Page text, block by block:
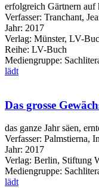
erfolgreich Gärtnern auf
Verfasser: Tranchant,
Jahr: 2017
Verlag: Münster, LV-
Reihe: LV-Buch
Mediengruppe:
lädt
Das grosse
das ganze Jahr säen,
Verfasser: Palmstierna,
Jahr: 2017
Verlag: Berlin, Stiftung
Mediengruppe:
lädt